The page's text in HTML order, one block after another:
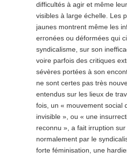
difficultés à agir et même
visibles à large échelle. Les
jaunes montrent même les
erronées ou déformées qui
syndicalisme, sur son
voire parfois des critiques
sévères portées à son
ne sont certes pas très
entendus sur les lieux de
fois, un « mouvement social
invisible », ou « une
reconnu », a fait irruption
normalement par le
forte féminisation, une